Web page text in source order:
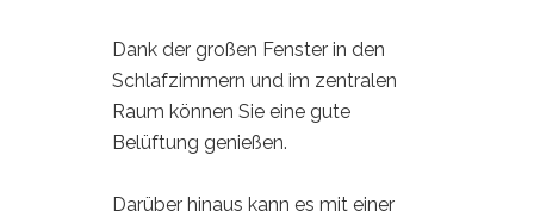
Dank der großen Fenster in den
Schlafzimmern und im zentralen
Raum können Sie eine gute
Belüftung genießen.
Darüber hinaus kann es mit einer